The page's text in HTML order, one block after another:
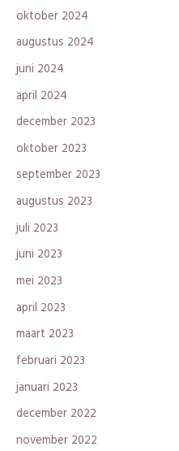
oktober 2024
augustus 2024
juni 2024
april 2024
december 2023
oktober 2023
september 2023
augustus 2023
juli 2023
juni 2023
mei 2023
april 2023
maart 2023
februari 2023
januari 2023
december 2022
november 2022